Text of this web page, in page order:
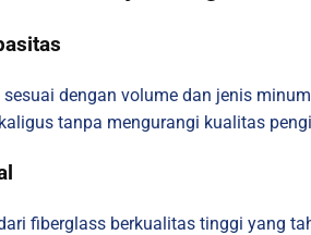
dengan volume dan jenis
tanpa mengurangi kualitas
fiberglass berkualitas tinggi yang